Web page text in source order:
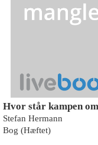
Stefan Hermann
Bog (Hæftet)